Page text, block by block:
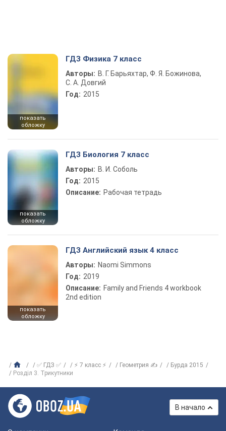
показать
обложку
ГДЗ Физика 7 класс
Авторы: В. Г. Барьяхтар, Ф. Я. Божинова,
С. А. Довгий
Год: 2015
показать
обложку
ГДЗ Биология 7 класс
Авторы: В. И. Соболь
Год: 2015
Описание: Рабочая тетрадь
показать
обложку
ГДЗ Английский язык 4 класс
Авторы: Naomi Simmons
Год: 2019
Описание: Family and Friends 4 workbook
2nd edition
✅ ГДЗ ✅ ⚡ 7 класс ⚡ Геометрия ✍
Бурда 2015
Розділ 3. Трикутники
В начало